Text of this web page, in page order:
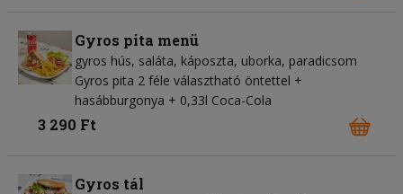
Gyros pita menü
gyros hús saláta káposzta uborka paradicsom
Gyros pita 2 féle választható öntettel +
hasábburgonya + 0,33l Coca-Cola
3 290 Ft
Gyros tál